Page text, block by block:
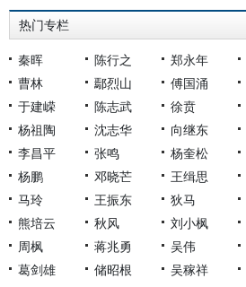
热门专栏
秦晖 陈行之 郑永年
曹林
鄢烈山 傅国涌
于建嵘
陈志武 徐贲
杨祖陶
沈志华 向继东
李昌平
张鸣 杨奎松
杨鹏
邓晓芒 王缉思
马玲
王振东 狄马
熊培云
秋风 刘小枫
周枫
蒋兆勇 吴伟
葛剑雄
储昭根 吴稼祥